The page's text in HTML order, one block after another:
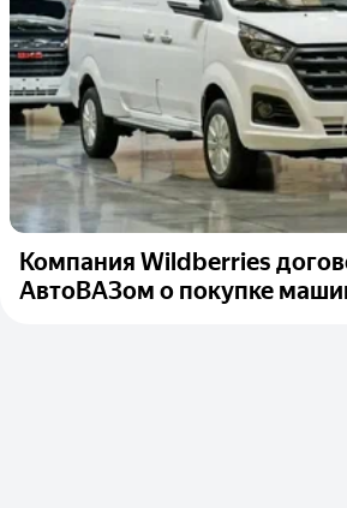
Компания Wildberries
АвтоВАЗом о покупке